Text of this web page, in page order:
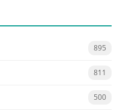
895
811
500